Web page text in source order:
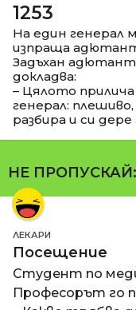
1253
На един генерал
изпраща
Задъхан
докладва:
– Цялото прилича
генерал:
разбира и си дере
НЕ ПРОПУСКАЙ:
ЛЕКАРИ
Посещение
Студент по
Професорът го